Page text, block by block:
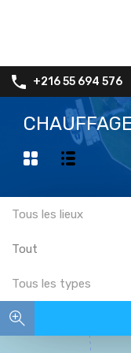
+216 55 694 576
CHAUFFAGE
Tous les lieux
Tout
Tous les types